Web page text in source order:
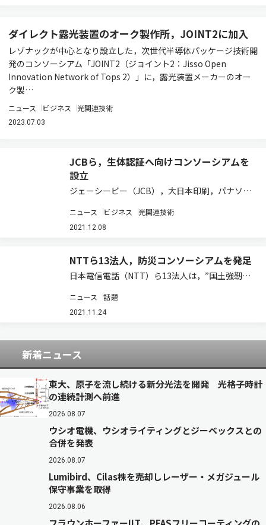
ダイレクト露光装置のオーク製作所，JOINT2に加入
レゾナックが中心となり設立した，次世代半導体パッケージ技術開
発のコンソーシアム「JOINT2（ジョイント2：Jisso Open
Innovation Network of Tops 2）」に，露光装置メーカーのオー
ク製…
ニュース ビジネス 光関連技術
2023.07.03
JCBら，生体認証へ向けコンソーシアムを
設立
ジェーシービー（JCB），大日本印刷，パナソニ
なホールディングスの4社は，生体認証を活用し
た業界横断型プラットフォーム「顔認証マルチチ
ニュース ビジネス 光関連技術
2021.12.08
NTTら13法人，防災コンソーシアムを発足
日本電信電話（NTT）ら13法人は，”国土強靭化
みを加速・推進すべく，「防災コンソーシアム
（CORE）」を発足する（ニュースリリース）。
ニュース 話題
2021.11.24
新着ニュース
東大、原子を流し続ける新分光法を開発 光格子時計
の連続計測へ前進
2026.08.07
ウシオ電機、ウシオライティングとジーベックスとの
合併を発表
2026.08.07
Lumibird、Cilas株を売却しレーザー・メガジュール
保守事業を取得
2026.08.06